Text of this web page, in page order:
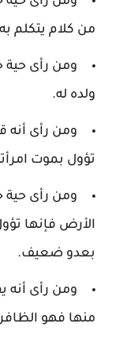
من كلام يتكلم
ومن رأى حية
ولده له.
ومن رأى أنه
تؤول بموت
ومن رأى
الأرض فإنها
بعدو ضعيف.
ومن رأى أنه
منها فهو